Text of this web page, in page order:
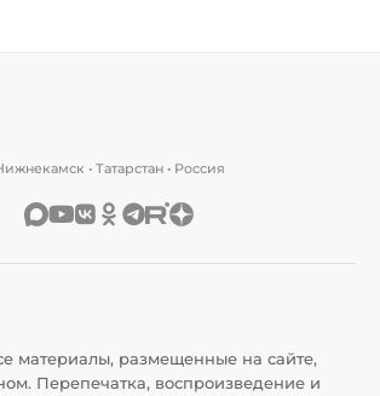
• Татарстан • Россия
материалы, размещенные на сайте,
Перепечатка, воспроизведение и